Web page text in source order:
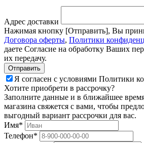
Адрес доставки
Нажимая кнопку [Отправить], Вы
Договора оферты, Политики
даете Согласие на обработку Ваших
их передачу.
Я согласен с условиями Политики
Хотите приобрети в рассрочку?
Заполните данные и в ближайшее
магазина свяжется с вами, чтобы
выгодный вариант рассрочки для вас.
Имя*
Телефон*